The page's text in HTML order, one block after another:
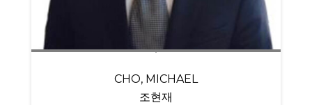
CHO, MICHAEL
조현재